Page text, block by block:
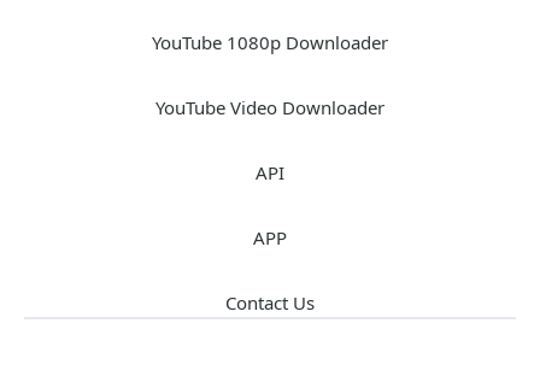
YouTube 1080p Downloader
YouTube Video Downloader
API
APP
Contact Us